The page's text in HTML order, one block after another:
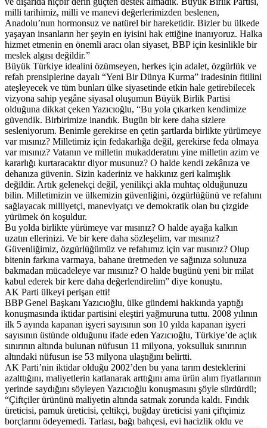
milli tarihimiz, milli ve manevi değerlerimizden beslenen,
Anadolu’nun hormonsuz ve natürel bir hareketidir. Bizler bu ülkede
yaşayan insanların her şeyin en iyisini hak ettiğine inanıyoruz. Halka
hizmet etmenin en önemli aracı olan siyaset, BBP için kesinlikle bir
meslek algısı değildir.”
Büyük Türkiye idealini özümseyen, herkes için adalet, özgürlük ve
refah prensiplerine dayalı “Yeni Bir Dünya Kurma” iradesinin fitilini
ateşleyecek ve tüm bunları ülke siyasetinde etkin hale getirebilecek
vizyona sahip yegâne siyasal oluşumun Büyük Birlik Partisi
olduğuna dikkat çeken Yazıcıoğlu, “Bu yola çıkarken kendimize
güvendik. Birbirimize inandık. Bugün bir kere daha sizlere
sesleniyorum. Benimle gerekirse en çetin şartlarda birlikte yürümeye
var mısınız? Milletimiz için fedakarlığa değil, gerekirse feda olmaya
var mısınız? Vatanın ve milletin mukadderatını yine milletin azim ve
kararlığı kurtaracaktır diyor musunuz? O halde kendi zekânıza ve
dehanıza güvenin. Sizin kaderiniz ve hakkınız geri kalmışlık
değildir. Artık gelenekçi değil, yenilikçi akla muhtaç olduğunuzu
bilin. Milletimizin ve ülkemizin güvenliğini, özgürlüğünü ve refahını
sağlayacak milliyetçi, maneviyatçı ve demokratik olan bu çizgide
yürümek ön koşuldur.
Bu yolda birlikte yürümeye var mısınız? O halde ayağa kalkın
uzatın ellerinizi. Ve bir kere daha sözleşelim, var mısınız?
Güvenliğimiz, özgürlüğümüz ve refahımız için var mısınız? Olup
bitenin farkına varmaya, bahane üretmeden ve sağınıza solunuza
bakmadan mücadeleye var mısınız? O halde bugünü yeni bir milat
kabul ederek bir kere daha değerlendirelim” diye konuştu.
AK Parti ülkeyi perişan etti!
BBP Genel Başkanı Yazıcıoğlu, ülke gündemi hakkında yaptığı
konuşmasında iktidar partisini eleştiri yağmuruna tuttu. 2008 yılının
ilk 5 ayında kapanan işyeri sayısının son 10 yılda kapanan işyeri
sayısının üstünde olduğunu ifade eden Yazıcıoğlu, Türkiye’de açlık
sınırının altında bulunan nüfusun 11 milyona, yoksulluk sınırının
altındaki nüfusun ise 53 milyona ulaştığını belirtti.
AK Parti’nin iktidar olduğu 2002’den bu yana tarım desteklerini
azalttığını, maliyetlerin katlanarak arttığını ama ürün alım fiyatlarının
yerinde saydığını söyleyen Yazıcıoğlu konuşmasını şöyle sürdürdü;
“Çiftçiler ürününü maliyetin altında satmak zorunda kaldı. Fındık
üreticisi, pamuk üreticisi, çeltikçi, buğday üreticisi yani çiftçimiz
borçlarını ödeyemedi. Tarlası, bağı bahçesi, evi hacizlik oldu ve